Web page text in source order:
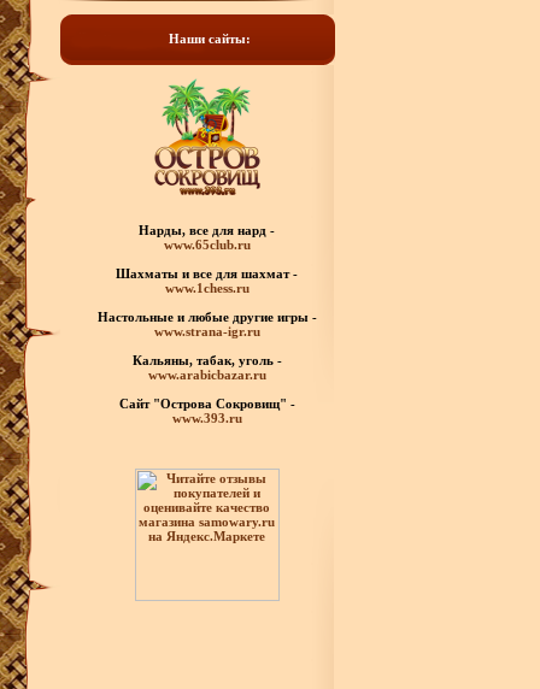
Наши сайты:
Нарды, все для нард -
www.65club.ru
Шахматы и все для шахмат -
www.1chess.ru
Настольные и любые другие игры -
www.strana-igr.ru
Кальяны, табак, уголь -
www.arabicbazar.ru
Сайт "Острова Сокровищ" -
www.393.ru